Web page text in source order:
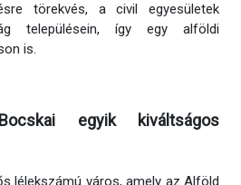
törekvés, a civil egyesületek
településein, így egy alföldi
is.
egyik kiváltságos
lélekszámú város, amely az Alföld